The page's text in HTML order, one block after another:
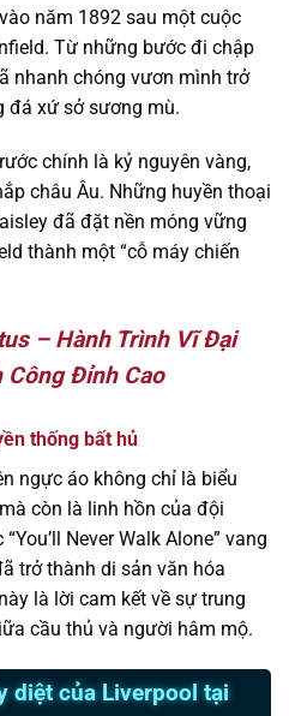
năm 1892 sau một cuộc
Từ những bước đi chập
nhanh chóng vươn mình trở
đá xứ sở sương mù.
chính là kỷ nguyên vàng,
châu Âu. Những huyền thoại
đã đặt nền móng vững
thành một “cỗ máy chiến
– Hành Trình Vĩ Đại
Công Đỉnh Cao
thống bất hủ
ngực áo không chỉ là biểu
còn là linh hồn của đội
Never Walk Alone” vang
trở thành di sản văn hóa
là lời cam kết về sự trung
cầu thủ và người hâm mộ.
diệt của Liverpool tại